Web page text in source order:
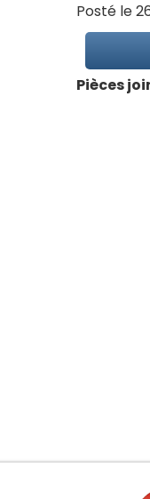
Posté le
Pièces